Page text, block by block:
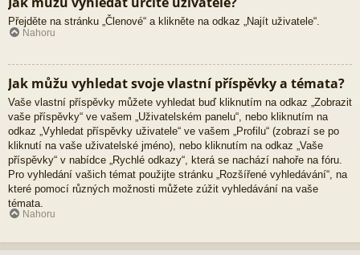
Přejděte na stránku „Členové“ a klikněte na odkaz „Najít uživatele“.
Nahoru
Jak můžu vyhledat svoje vlastní příspěvky a témata?
Vaše vlastní příspěvky můžete vyhledat buď kliknutím na odkaz „Zobrazit
vaše příspěvky“ ve vašem „Uživatelském panelu“, nebo kliknutím na
odkaz „Vyhledat příspěvky uživatele“ ve vašem „Profilu“ (zobrazí se po
kliknutí na vaše uživatelské jméno), nebo kliknutím na odkaz „Vaše
příspěvky“ v nabídce „Rychlé odkazy“, která se nachází nahoře na fóru.
Pro vyhledání vašich témat použijte stránku „Rozšířené vyhledávání“, na
které pomocí různých možnosti můžete zúžit vyhledávání na vaše
témata.
Nahoru